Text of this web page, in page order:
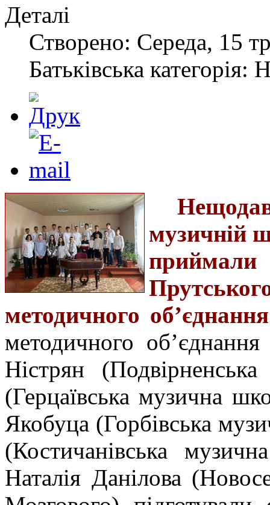
Деталі
Створено: Середа, 15
Батьківська категорія:
музичній
методичного об’
методичного
Ністрян
(Герцаївська музична
Якобуца (Горбівська
(Костичанівська
Наталія Данілова